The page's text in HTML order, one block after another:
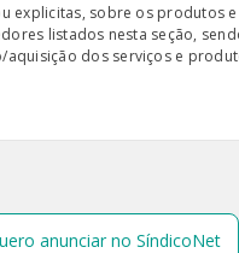
sobre os produtos
listados nesta seção,
dos serviços e
anunciar no SíndicoNet